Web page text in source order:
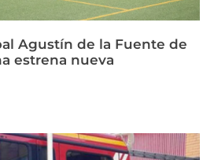
Agustín de la Fuente de
estrena nueva